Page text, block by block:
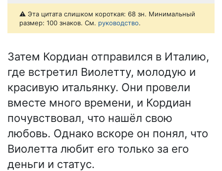
⚠️ Эта цитата слишком короткая: 68 зн. Минимальный
размер: 100 знаков. См. руководство.
Затем Кордиан отправился в Италию,
где встретил Виолетту, молодую и
красивую итальянку. Они провели
вместе много времени, и Кордиан
почувствовал, что нашёл свою
любовь. Однако вскоре он понял, что
Виолетта любит его только за его
деньги и статус.